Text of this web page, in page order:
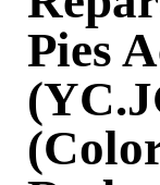
Pies